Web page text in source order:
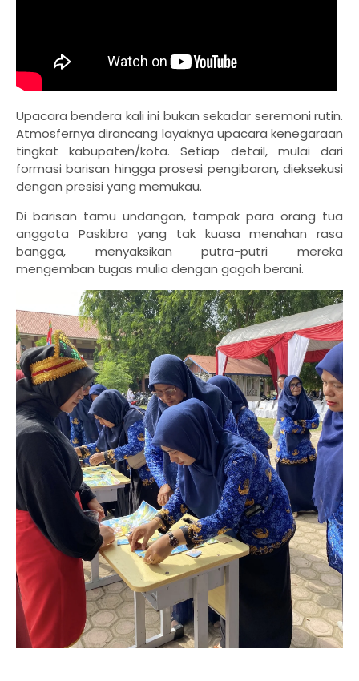
Upacara bendera kali ini bukan sekadar seremoni rutin.
Atmosfernya dirancang layaknya upacara kenegaraan
tingkat kabupaten/kota. Setiap detail, mulai dari
formasi barisan hingga prosesi pengibaran, dieksekusi
dengan presisi yang memukau.
Di barisan tamu undangan, tampak para orang tua
anggota Paskibra yang tak kuasa menahan rasa
bangga, menyaksikan putra-putri mereka
mengemban tugas mulia dengan gagah berani.